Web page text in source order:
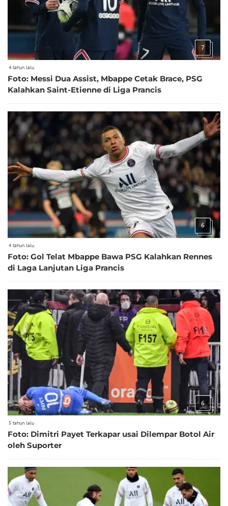
7
4 tahun lalu
Foto: Messi Dua Assist, Mbappe Cetak Brace, PSG
Kalahkan Saint-Etienne di Liga Prancis
6
4 tahun lalu
Foto: Gol Telat Mbappe Bawa PSG Kalahkan Rennes
di Laga Lanjutan Liga Prancis
6
5 tahun lalu
Foto: Dimitri Payet Terkapar usai Dilempar Botol Air
oleh Suporter